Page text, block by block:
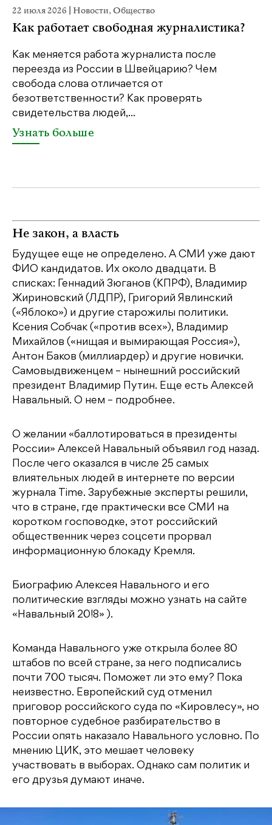
22 июля 2026 Новости,Общество
Как работает свободная журналистика?
Как меняется работа журналиста после
переезда из России в Швейцарию? Чем
свобода слова отличается от
безответственности? Как проверять
свидетельства людей,...
Узнать больше
Не закон, а власть
Будущее еще не определено. А СМИ уже дают
ФИО кандидатов. Их около двадцати. В
списках: Геннадий Зюганов (КПРФ), Владимир
Жириновский (ЛДПР), Григорий Явлинский
(«Яблоко») и другие старожилы политики.
Ксения Собчак («против всех»), Владимир
Михайлов («нищая и вымирающая Россия»),
Антон Баков (миллиардер) и другие новички.
Самовыдвиженцем – нынешний российский
президент Владимир Путин. Еще есть Алексей
Навальный. О нем – подробнее.
О желании «баллотироваться в президенты
России» Алексей Навальный объявил год назад.
После чего оказался в числе 25 самых
влиятельных людей в интернете по версии
журнала Time. Зарубежные эксперты решили,
что в стране, где практически все СМИ на
коротком госповодке, этот российский
общественник через соцсети прорвал
информационную блокаду Кремля.
Биографию Алексея Навального и его
политические взгляды можно узнать на сайте
«Навальный 20!8» ).
Команда Навального уже открыла более 80
штабов по всей стране, за него подписались
почти 700 тысяч. Поможет ли это ему? Пока
неизвестно. Европейский суд отменил
приговор российского суда по «Кировлесу», но
повторное судебное разбирательство в
России опять наказало Навального условно. По
мнению ЦИК, это мешает человеку
участвовать в выборах. Однако сам политик и
его друзья думают иначе.